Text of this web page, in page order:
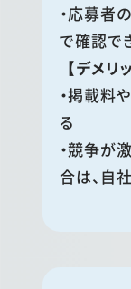
・応募者
で確認で
【デメリ
・掲載料
る
・競争が
合は、自